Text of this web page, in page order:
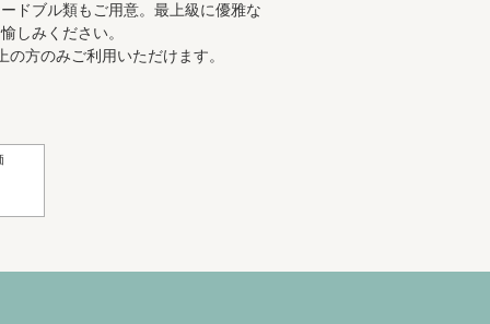
ドブル類もご用意。最上級に優雅な
しみください。
方のみご利用いただけます。